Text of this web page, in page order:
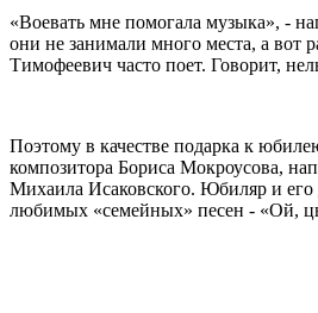
«Воевать мне помогала музыка», -
они не занимали много места, а вот
Тимофеевич часто поет. Говорит,
Поэтому в качестве подарка к
композитора Бориса Мокроусова,
Михаила Исаковского. Юбиляр и его
любимых «семейных» песен - «Ой,